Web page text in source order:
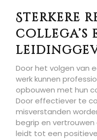
Sterkere
collega’s
Door het volgen van
werk kunnen
opbouwen met hun
Door effectiever te
misverstanden
begrip en
leidt tot een